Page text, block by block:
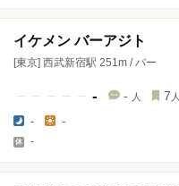
イケメン バーアジト
[東京] 西武新宿駅 251m / バー
- - 人 7 人
- -
-